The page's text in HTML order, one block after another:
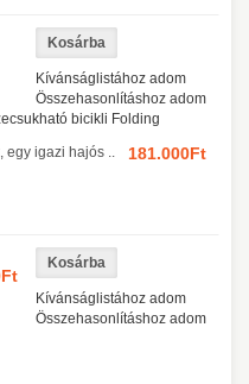
Kívánságlistához adom
Összehasonlításhoz adom
181.000Ft
egy igazi hajós ..
Kívánságlistához adom
Összehasonlításhoz adom